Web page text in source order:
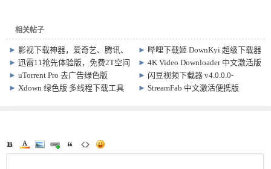
相关帖子
►影视下载神器，爱奇艺、腾讯、
优酷直接下载蓝光mp4视频
► 哔哩下载姬 DownKyi 超级下载器
v1.6.1 支持1080p超清
►迅雷11抢先体验版，免费2T空间
可离线不限速取回
►4K Video Downloader 中文激活版
Win4.33.5 / Mac4.33.5
►uTorrent Pro 去广告绿色版
Win3.6.0.47254 / Mac1.8.7
► 闪豆视频下载器 v4.0.0.0-
2026.07.29 多平台视频批量下载软
► Xdown 绿色版 多线程下载工具
►StreamFab 中文激活便携版